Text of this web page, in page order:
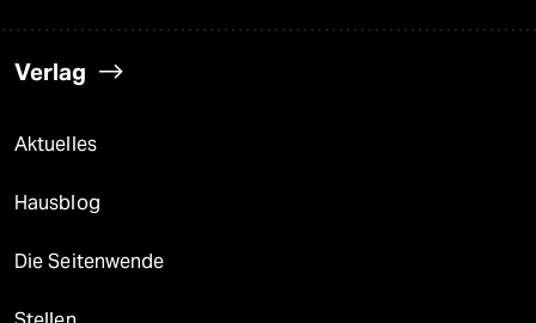
Verlag
Aktuelles
Hausblog
Die Seitenwende